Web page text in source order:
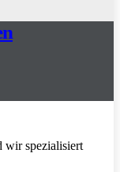
wir spezialisiert